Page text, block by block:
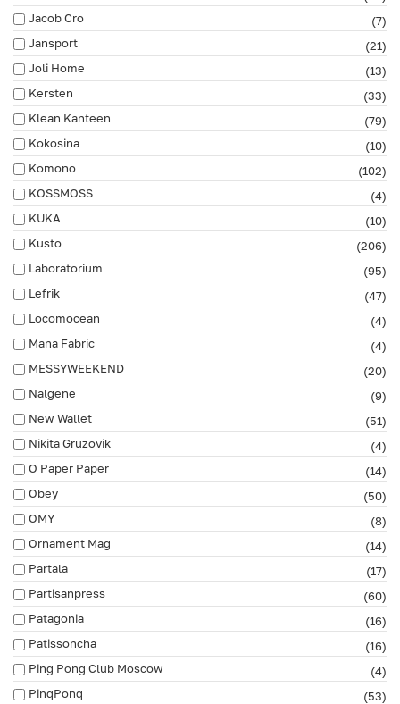
Jacob Cro
(7)
Jansport
(21)
Joli Home
(13)
Kersten
(33)
Klean Kanteen
(79)
Kokosina
(10)
Komono
(102)
KOSSMOSS
(4)
KUKA
(10)
Kusto
(206)
Laboratorium
(95)
Lefrik
(47)
Locomocean
(4)
Mana Fabric
(4)
MESSYWEEKEND
(20)
Nalgene
(9)
New Wallet
(51)
Nikita Gruzovik
(4)
O Paper Paper
(14)
Obey
(50)
OMY
(8)
Ornament Mag
(14)
Partala
(17)
Partisanpress
(60)
Patagonia
(16)
Patissoncha
(16)
Ping Pong Club Moscow
(4)
PinqPonq
(53)